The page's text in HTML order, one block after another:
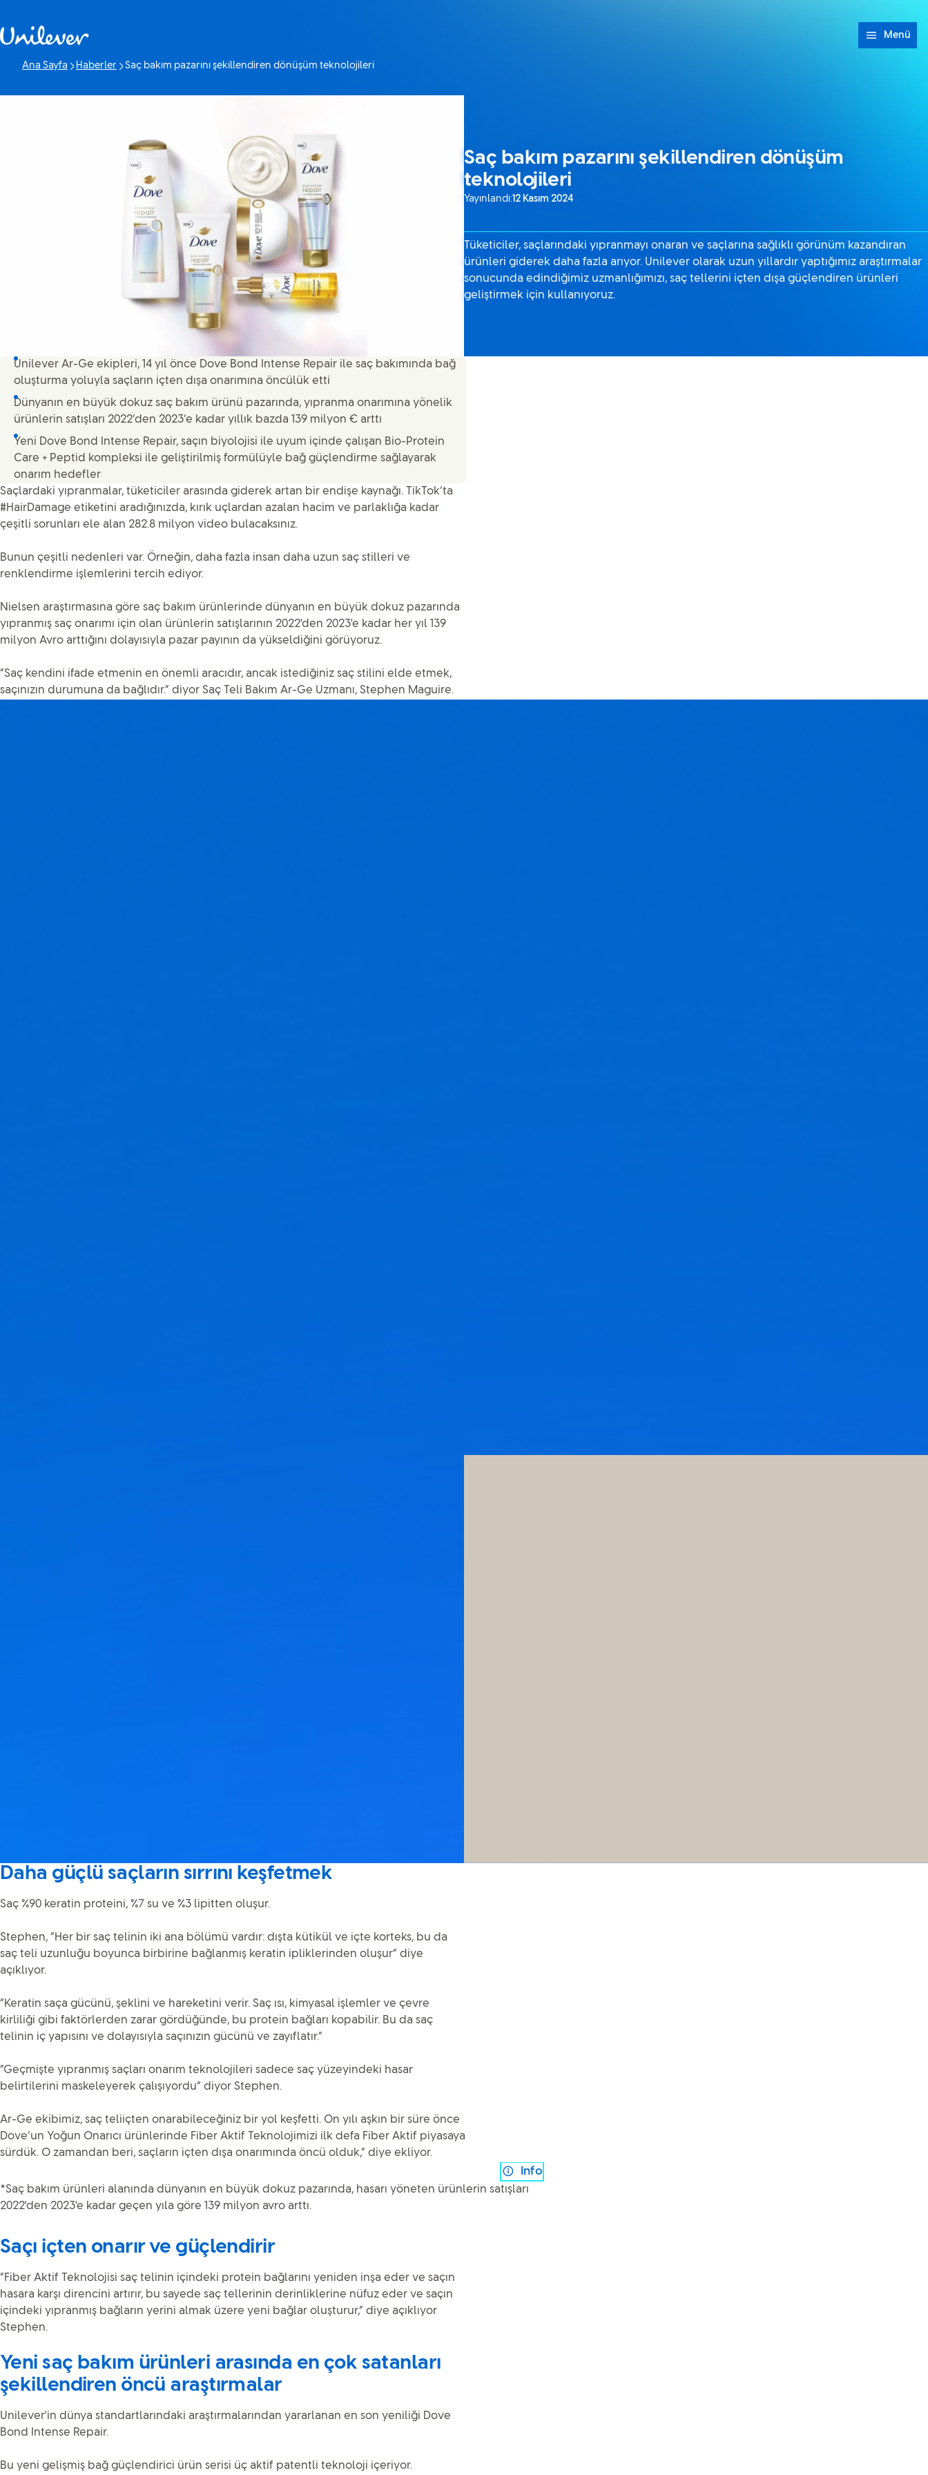
Menü
Ana Sayfa Haberler
Geçerli Sayfa:
Saç bakım pazarını şekillendiren dönüşüm teknolojileri
Saç bakım pazarını şekillendiren dönüşüm
teknolojileri
Yayınlandı:12 Kasım 2024
Tüketiciler, saçlarındaki yıpranmayı onaran ve saçlarına sağlıklı görünüm kazandıran
ürünleri giderek daha fazla arıyor. Unilever olarak uzun yıllardır yaptığımız araştırmalar
sonucunda edindiğimiz uzmanlığımızı, saç tellerini içten dışa güçlendiren ürünleri
geliştirmek için kullanıyoruz.
Unilever Ar-Ge ekipleri, 14 yıl önce Dove Bond Intense Repair ile saç bakımında bağ
oluşturma yoluyla saçların içten dışa onarımına öncülük etti
Dünyanın en büyük dokuz saç bakım ürünü pazarında, yıpranma onarımına yönelik
ürünlerin satışları 2022’den 2023’e kadar yıllık bazda 139 milyon € arttı
Yeni Dove Bond Intense Repair, saçın biyolojisi ile uyum içinde çalışan Bio-Protein
Care + Peptid kompleksi ile geliştirilmiş formülüyle bağ güçlendirme sağlayarak
onarım hedefler
Saçlardaki yıpranmalar, tüketiciler arasında giderek artan bir endişe kaynağı. TikTok’ta
#HairDamage etiketini aradığınızda, kırık uçlardan azalan hacim ve parlaklığa kadar
çeşitli sorunları ele alan 282.8 milyon video bulacaksınız.
Bunun çeşitli nedenleri var. Örneğin, daha fazla insan daha uzun saç stilleri ve
renklendirme işlemlerini tercih ediyor.
Nielsen araştırmasına göre saç bakım ürünlerinde dünyanın en büyük dokuz pazarında
yıpranmış saç onarımı için olan ürünlerin satışlarının 2022'den 2023'e kadar her yıl 139
milyon Avro arttığını dolayısıyla pazar payının da yükseldiğini görüyoruz.
“Saç kendini ifade etmenin en önemli aracıdır, ancak istediğiniz saç stilini elde etmek,
saçınızın durumuna da bağlıdır.” diyor Saç Teli Bakım Ar-Ge Uzmanı, Stephen Maguire.
Daha güçlü saçların sırrını keşfetmek
Saç %90 keratin proteini, %7 su ve %3 lipitten oluşur.
Stephen, “Her bir saç telinin iki ana bölümü vardır: dışta kütikül ve içte korteks, bu da
saç teli uzunluğu boyunca birbirine bağlanmış keratin ipliklerinden oluşur” diye
açıklıyor.
“Keratin saça gücünü, şeklini ve hareketini verir. Saç ısı, kimyasal işlemler ve çevre
kirliliği gibi faktörlerden zarar gördüğünde, bu protein bağları kopabilir. Bu da saç
telinin iç yapısını ve dolayısıyla saçınızın gücünü ve zayıflatır.”
“Geçmişte yıpranmış saçları onarım teknolojileri sadece saç yüzeyindeki hasar
belirtilerini maskeleyerek çalışıyordu” diyor Stephen.
Ar-Ge ekibimiz, saç teliiçten onarabileceğiniz bir yol keşfetti. On yılı aşkın bir süre önce
Dove’un Yoğun Onarıcı ürünlerinde Fiber Aktif Teknolojimizi ilk defa Fiber Aktif piyasaya
sürdük. O zamandan beri, saçların içten dışa onarımında öncü olduk,” diye ekliyor.
Info
*Saç bakım ürünleri alanında dünyanın en büyük dokuz pazarında, hasarı yöneten ürünlerin satışları
2022'den 2023'e kadar geçen yıla göre 139 milyon avro arttı.
Saçı içten onarır ve güçlendirir
“Fiber Aktif Teknolojisi saç telinin içindeki protein bağlarını yeniden inşa eder ve saçın
hasara karşı direncini artırır, bu sayede saç tellerinin derinliklerine nüfuz eder ve saçın
içindeki yıpranmış bağların yerini almak üzere yeni bağlar oluşturur,” diye açıklıyor
Stephen.
Yeni saç bakım ürünleri arasında en çok satanları
şekillendiren öncü araştırmalar
Unilever'in dünya standartlarındaki araştırmalarından yararlanan en son yeniliği Dove
Bond Intense Repair.
Bu yeni gelişmiş bağ güçlendirici ürün serisi üç aktif patentli teknoloji içeriyor.